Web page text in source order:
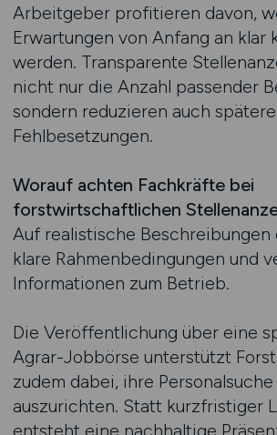
Arbeitgeber profitieren davon,
Erwartungen von Anfang an klar
werden. Transparente
nicht nur die Anzahl passender
sondern reduzieren auch spätere
Fehlbesetzungen.
Worauf achten Fachkräfte bei
forstwirtschaftlichen
Auf realistische
klare Rahmenbedingungen und
Informationen zum Betrieb.
Die Veröffentlichung über eine
Agrar-Jobbörse unterstützt
zudem dabei, ihre
auszurichten. Statt kurzfristiger
entsteht eine nachhaltige